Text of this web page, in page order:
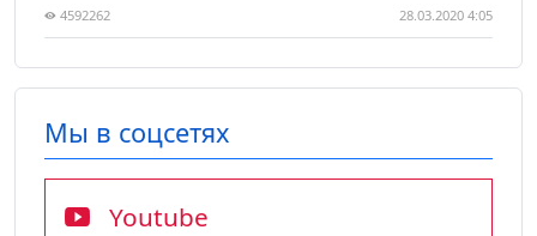
4592262 28.03.2020 4:05
Мы в соцсетях
Youtube